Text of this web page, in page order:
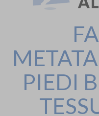
navigazione
PIEDI